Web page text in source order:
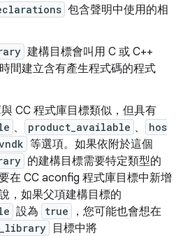
包含聲明中使用的相
建構目標會叫用 C 或 C++
間建立含有產生程式碼的程式
CC 程式庫目標類似，但具有
、 product_available 、
hos
等選項。如果依附於這個
的建構目標需要特定類型的
在 CC aconfig 程式庫目標中新增
，如果父項建構目標的
設為 true
，您可能也會想在
目標中將